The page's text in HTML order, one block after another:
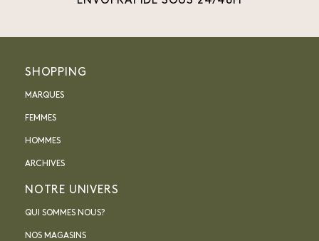
SHOPPING
MARQUES
FEMMES
HOMMES
ARCHIVES
NOTRE UNIVERS
QUI SOMMES NOUS?
NOS MAGASINS